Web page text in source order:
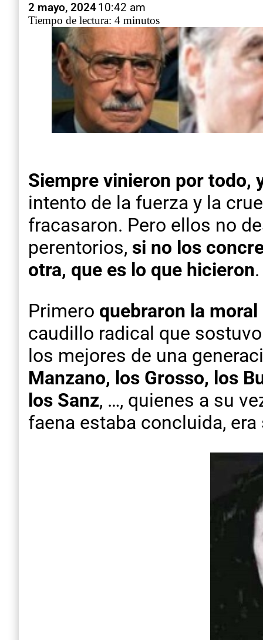
2 mayo, 202410:42 am
Tiempo de lectura: 4 minutos
Siempre vinieron por todo,
intento de la fuerza y la
fracasaron. Pero ellos no
perentorios, si no los
otra, que es lo que hicieron.
Primero quebraron la
caudillo radical que
los mejores de una
Manzano, los Grosso, los
los Sanz, …, quienes a su
faena estaba concluida,